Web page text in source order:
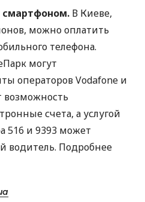
смартфоном. В Киеве,
можно оплатить
телефона.
могут
операторов Vodafone и
возможность
счета, а услугой
516 и 9393 может
водитель. Подробнее